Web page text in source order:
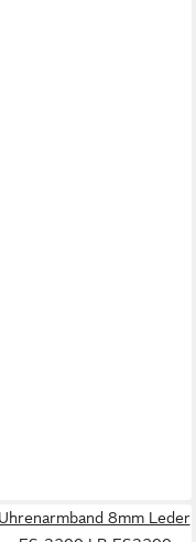
8mm Leder